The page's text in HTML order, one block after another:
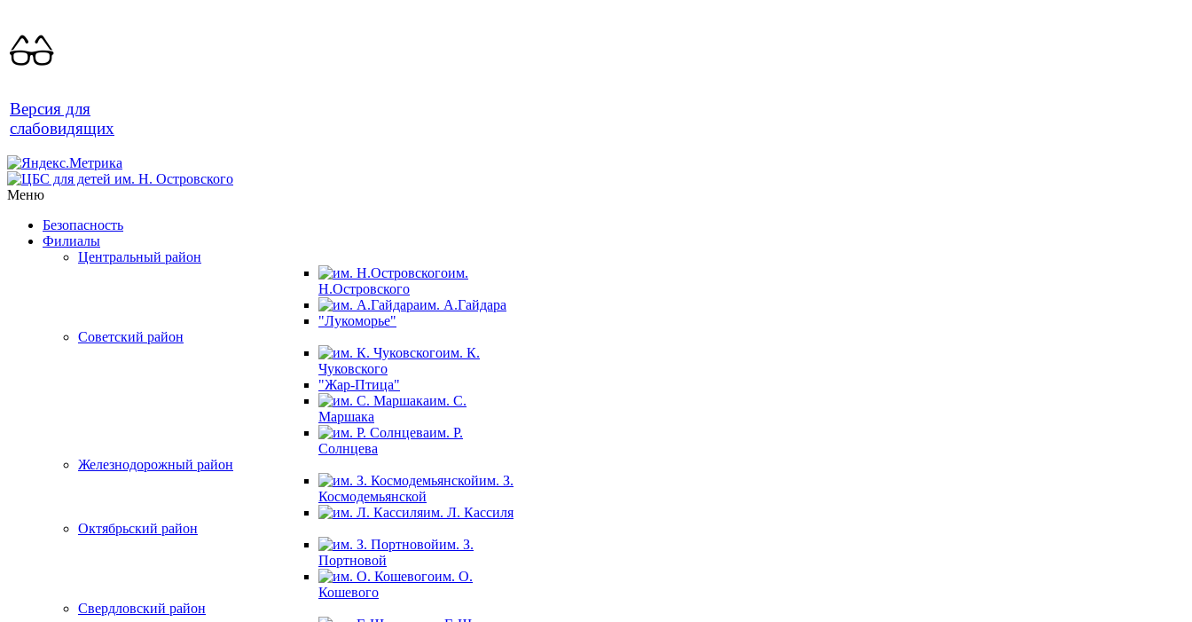
Версия для
слабовидящих
Меню
Безопасность
Филиалы
Центральный район
им.
Н.Островского
им. А.Гайдара
"Лукоморье"
Советский район
им. К.
Чуковского
"Жар-Птица"
им. С.
Маршака
им. Р.
Солнцева
Железнодорожный район
им. З.
Космодемьянской
им. Л. Кассиля
Октябрьский район
им. З.
Портновой
им. О.
Кошевого
Свердловский район